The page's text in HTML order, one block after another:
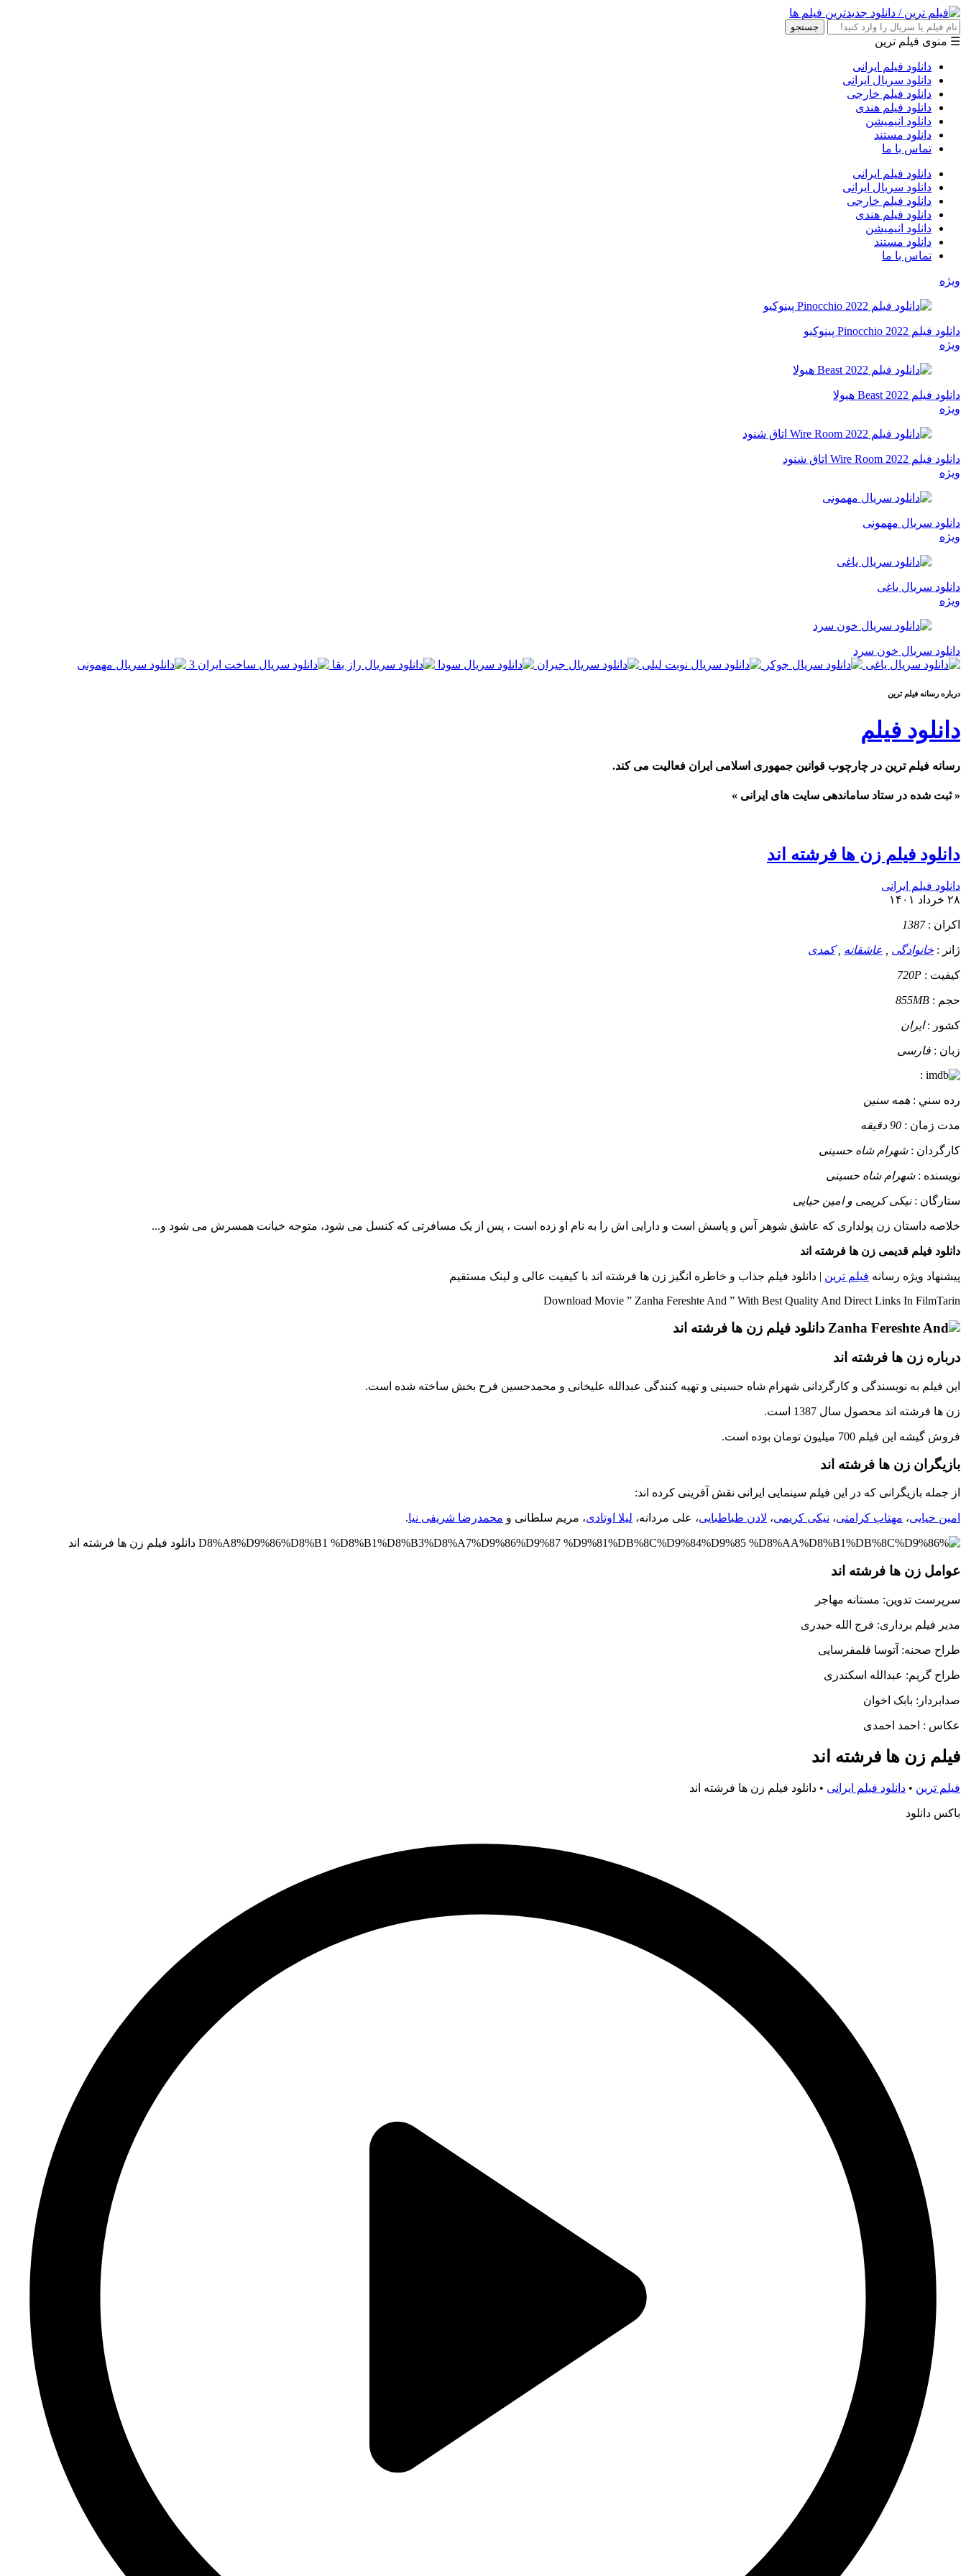
جستجو
☰ منوی فیلم ترین
دانلود فیلم ایرانی
دانلود سریال ایرانی
دانلود فیلم خارجی
دانلود فیلم هندی
دانلود انیمیشن
دانلود مستند
تماس با ما
دانلود فیلم ایرانی
دانلود سریال ایرانی
دانلود فیلم خارجی
دانلود فیلم هندی
دانلود انیمیشن
دانلود مستند
تماس با ما
ویژه
دانلود فیلم Pinocchio 2022 پینوکیو
ویژه
دانلود فیلم Beast 2022 هیولا
ویژه
دانلود فیلم Wire Room 2022 اتاق شنود
ویژه
دانلود سریال مهمونی
ویژه
دانلود سریال یاغی
ویژه
دانلود سریال خون سرد
درباره رسانه فيلم ترين
دانلود فیلم
رسانه فیلم ترین در چارچوب قوانین جمهوری اسلامی ایران فعالیت می کند.
« ثبت شده در ستاد ساماندهی سایت های ایرانی »
دانلود فیلم زن ها فرشته اند
دانلود فیلم ایرانی
۲۸ خرداد ۱۴۰۱
اکران :1387
ژانر : خانوادگی عاشقانه ,کمدی
کيفيت : 720P
حجم : 855MB
کشور :ایران
زبان : فارسی
:
رده سني : همه سنین
مدت زمان : 90 دقیقه
کارگردان :شهرام شاه حسینی
نويسنده :شهرام شاه حسینی
ستارگان :نیکی کریمی و امین حیایی
خلاصه داستان زن پولداری که عاشق شوهر آس و پاسش است و دارایی اش را به نام او زده است ، پس از یک مسافرتی که کنسل می شود، متوجه خیانت همسرش می شود و...
دانلود فیلم قدیمی زن ها فرشته اند
پیشنهاد ویژه رسانه فیلم ترین | دانلود فیلم جذاب و خاطره انگیز زن ها فرشته اند با کیفیت عالی و لینک مستقیم
Download Movie ” Zanha Fereshte And ” With Best Quality And Direct Links In FilmTarin
درباره زن ها فرشته اند
این فیلم به نویسندگی و کارگردانی شهرام شاه حسینی و تهیه کنندگی عبدالله علیخانی و محمدحسین فرح بخش ساخته شده است.
زن ها فرشته اند محصول سال 1387 است.
فروش گیشه این فیلم 700 میلیون تومان بوده است.
بازیگران زن ها فرشته اند
از جمله بازیگرانی که در این فیلم سینمایی ایرانی نقش آفرینی کرده اند:
امین حیایی، مهتاب کرامتی، نیکی کریمی، لادن طباطبایی، علی مردانه، لیلا اوتادی، مریم سلطانی و محمدرضا شریفی نیا.
عوامل زن ها فرشته اند
سرپرست تدوین: مستانه مهاجر
مدیر فیلم برداری: فرج الله حیدری
طراح صحنه: آتوسا قلمفرسایی
طراح گریم: عبدالله اسکندری
صدابردار: بابک اخوان
عکاس : احمد احمدی
فیلم زن ها فرشته اند
فیلم ترین • دانلود فیلم ایرانی • دانلود فیلم زن ها فرشته اند
باکس دانلود